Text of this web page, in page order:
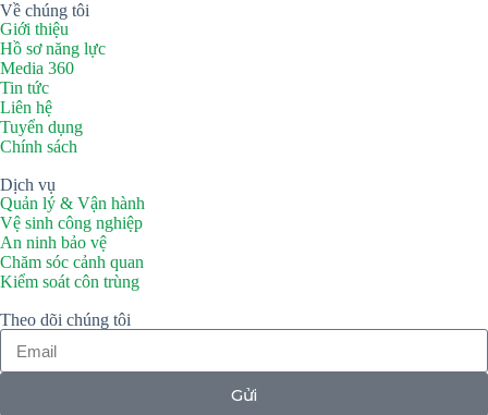
Về chúng tôi
Giới thiệu
Hồ sơ năng lực
Media 360
Tin tức
Liên hệ
Tuyển dụng
Chính sách
Dịch vụ
Quản lý & Vận hành
Vệ sinh công nghiệp
An ninh bảo vệ
Chăm sóc cảnh quan
Kiểm soát côn trùng
Theo dõi chúng tôi
Gửi